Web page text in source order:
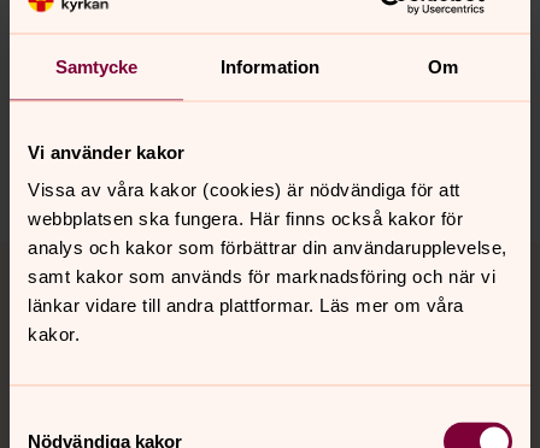
Samtycke Information Om
Vi använder kakor
Vissa av våra kakor (cookies) är nödvändiga för att
webbplatsen ska fungera. Här finns också kakor för
analys och kakor som förbättrar din användarupplevelse,
samt kakor som används för marknadsföring och när vi
länkar vidare till andra plattformar. Läs mer om våra
kakor.
Nödvändiga kakor
Senast ändrad 21 april 2026
Synpunkter eller frågor på sidans
innehåll?
Tillbaka till toppen
Tillbaka till innehållet